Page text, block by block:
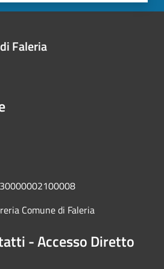
Faleria
Comune di Faleria
- Accesso Diretto